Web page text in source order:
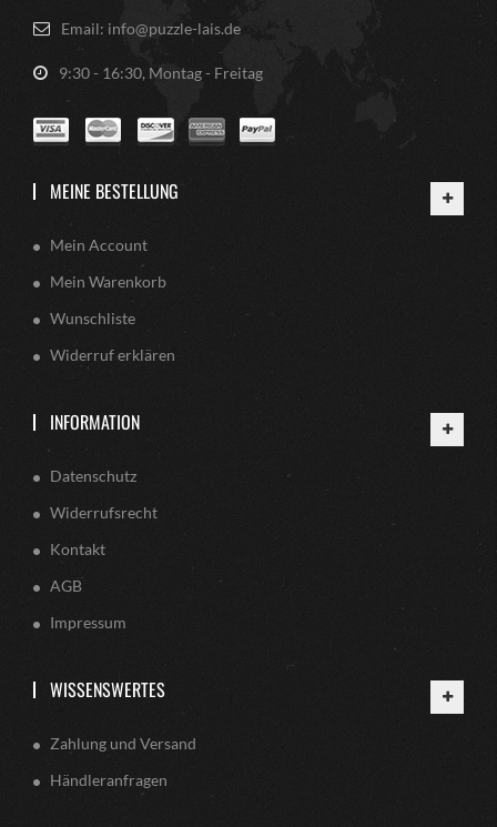
Email: info@puzzle-lais.de
9:30 - 16:30, Montag - Freitag
MEINE BESTELLUNG
Mein Account
Mein Warenkorb
Wunschliste
Widerruf erklären
INFORMATION
Datenschutz
Widerrufsrecht
Kontakt
AGB
Impressum
WISSENSWERTES
Zahlung und Versand
Händleranfragen